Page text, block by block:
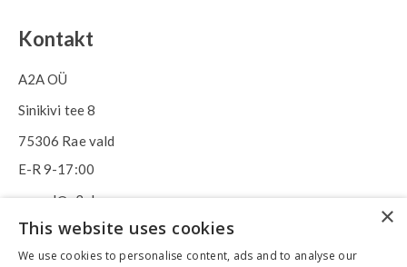
Kontakt
A2A OÜ
Sinikivi tee 8
75306 Rae vald
E-R 9-17:00
epood@a2ahome.com
+372 58 66 43 46
×
This website uses cookies
We use cookies to personalise content, ads and to analyse our